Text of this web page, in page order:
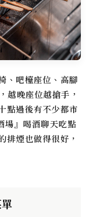
、吧檯座位、高腳
越晚座位越搶手，
點過後有不少都市
場』喝酒聊天吃點
排煙也做得很好，